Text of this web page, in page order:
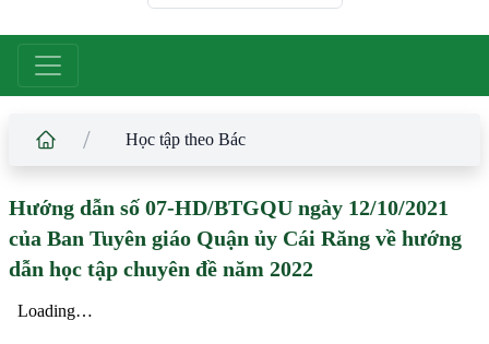
/ Học tập theo Bác
Hướng dẫn số 07-HD/BTGQU ngày 12/10/2021
của Ban Tuyên giáo Quận ủy Cái Răng về hướng
dẫn học tập chuyên đề năm 2022